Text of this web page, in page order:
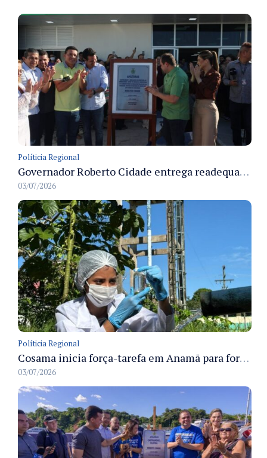
Políticia Regional
Governador Roberto Cidade entrega readequação do ambulatório da FCecon e amplia capacidade de atendimento oncológico em Manaus
03/07/2026
Políticia Regional
Cosama inicia força-tarefa em Anamã para fortalecer abastecimento de água e segurança hídrica da população
03/07/2026